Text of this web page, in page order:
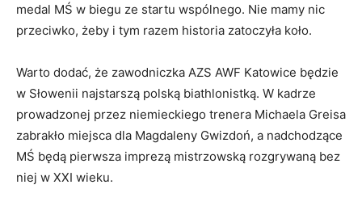
medal MŚ w biegu ze startu wspólnego. Nie mamy nic
przeciwko, żeby i tym razem historia zatoczyła koło.
Warto dodać, że zawodniczka AZS AWF Katowice będzie
w Słowenii najstarszą polską biathlonistką. W kadrze
prowadzonej przez niemieckiego trenera Michaela Greisa
zabrakło miejsca dla Magdaleny Gwizdoń, a nadchodzące
MŚ będą pierwsza imprezą mistrzowską rozgrywaną bez
niej w XXI wieku.